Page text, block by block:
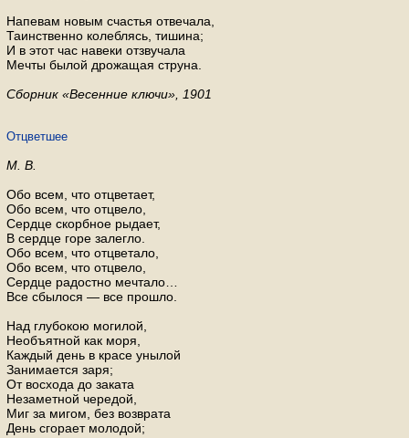
Напевам новым счастья отвечала,
Таинственно колеблясь, тишина;
И в этот час навеки отзвучала
Мечты былой дрожащая струна.
Сборник «Весенние ключи», 1901
Отцветшее
М. В.
Обо всем, что отцветает,
Обо всем, что отцвело,
Сердце скорбное рыдает,
В сердце горе залегло.
Обо всем, что отцветало,
Обо всем, что отцвело,
Сердце радостно мечтало…
Все сбылося — все прошло.
Над глубокою могилой,
Необъятной как моря,
Каждый день в красе унылой
Занимается заря;
От восхода до заката
Незаметной чередой,
Миг за мигом, без возврата
День сгорает молодой;